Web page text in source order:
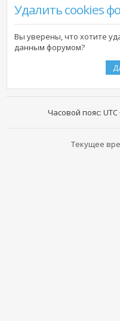
Удалить cookies
Вы уверены, что хотите
данным форумом?
Часовой пояс:
Текущее